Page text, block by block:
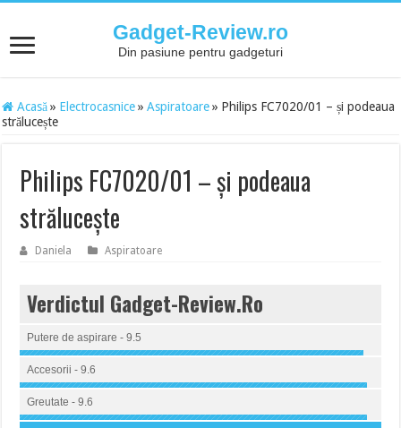
Gadget-Review.ro
Din pasiune pentru gadgeturi
Acasă » Electrocasnice » Aspiratoare » Philips FC7020/01 – și podeaua
strălucește
Philips FC7020/01 – și podeaua
strălucește
Daniela Aspiratoare
Verdictul Gadget-Review.Ro
Putere de aspirare - 9.5
Accesorii - 9.6
Greutate - 9.6